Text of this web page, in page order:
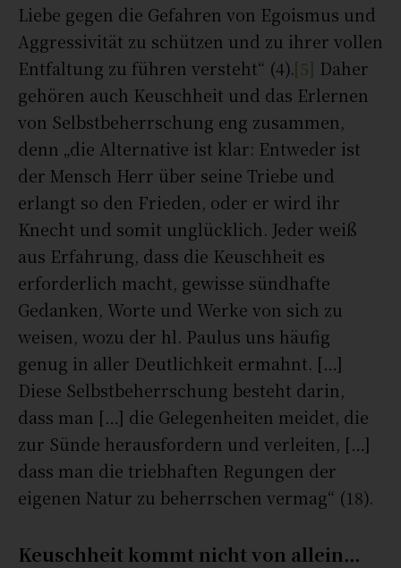
Liebe gegen die Gefahren von Egoismus und
Aggressivität zu schützen und zu ihrer vollen
Entfaltung zu führen versteht“ (4).[5] Daher
gehören auch Keuschheit und das Erlernen
von Selbstbeherrschung eng zusammen,
denn „die Alternative ist klar: Entweder ist
der Mensch Herr über seine Triebe und
erlangt so den Frieden, oder er wird ihr
Knecht und somit unglücklich. Jeder weiß
aus Erfahrung, dass die Keuschheit es
erforderlich macht, gewisse sündhafte
Gedanken, Worte und Werke von sich zu
weisen, wozu der hl. Paulus uns häufig
genug in aller Deutlichkeit ermahnt. […]
Diese Selbstbeherrschung besteht darin,
dass man […] die Gelegenheiten meidet, die
zur Sünde herausfordern und verleiten, […]
dass man die triebhaften Regungen der
eigenen Natur zu beherrschen vermag“ (18).
Keuschheit kommt nicht von allein…